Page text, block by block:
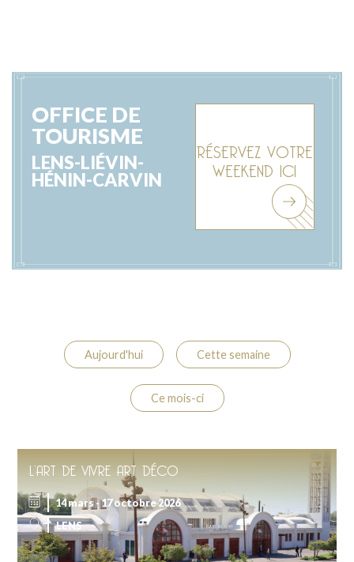
OFFICE DE
TOURISME
LENS-LIÉVIN-
HÉNIN-CARVIN
RÉSERVEZ VOTRE
WEEKEND ICI
Aujourd'hui Cette semaine
Ce mois-ci
L’ART DE VIVRE ART DÉCO
14 mars - 17 octobre 2026
LENS